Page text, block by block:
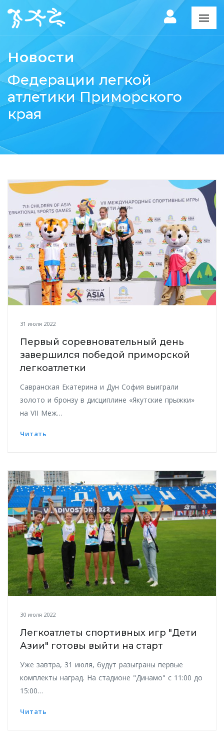
Новости
Федерации легкой
атлетики Приморского
края
31 июля 2022
Первый соревновательный день
завершился победой приморской
легкоатлетки
Савранская Екатерина и Дун София выиграли
золото и бронзу в дисциплине «Якутские прыжки»
на VII Меж…
Читать
30 июля 2022
Легкоатлеты спортивных игр "Дети
Азии" готовы выйти на старт
Уже завтра, 31 июля, будут разыграны первые
комплекты наград. На стадионе "Динамо" с 11:00 до
15:00…
Читать